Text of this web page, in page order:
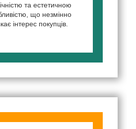
та естетичною
що незмінно
інтерес покупців.